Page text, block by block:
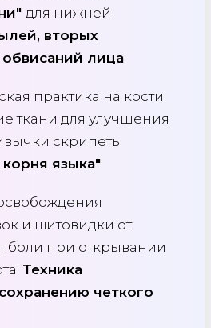
для нижней
вторых
лица
практика на кости
ткани для улучшения
скрипеть
языка"
и щитовидки от
боли при открывании
Техника
четкого